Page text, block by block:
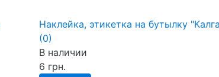
Наклейка, этикетка на бутылку
(0)
В наличии
6 грн.